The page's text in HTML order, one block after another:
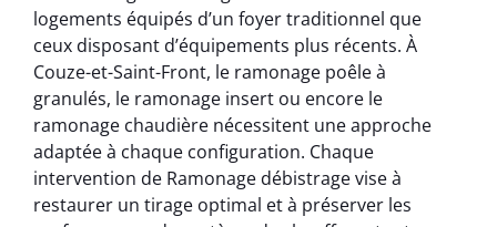
logements équipés d’un foyer traditionnel que
ceux disposant d’équipements plus récents. À
Couze-et-Saint-Front, le ramonage poêle à
granulés, le ramonage insert ou encore le
ramonage chaudière nécessitent une approche
adaptée à chaque configuration. Chaque
intervention de Ramonage débistrage vise à
restaurer un tirage optimal et à préserver les